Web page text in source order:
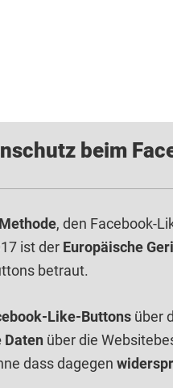
beim
, den Facebook-
ist der Europäische
betraut.
Like-Buttons über
Daten über die
dass dagegen